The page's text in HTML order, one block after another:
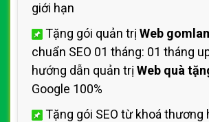
giới hạn
Tặng gói quản trị Web
chuẩn SEO 01 tháng: 01 tháng
hướng dẫn quản trị Web quà
Google 100%
Tặng gói SEO từ khoá thương